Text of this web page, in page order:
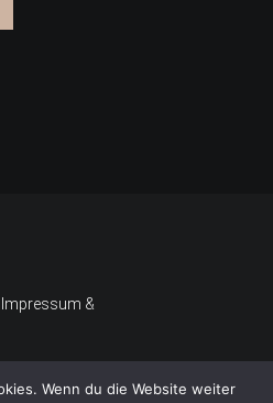
Impressum &
Wenn du die Website weiter